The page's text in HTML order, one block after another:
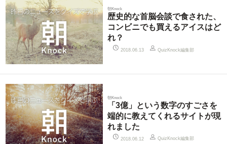
朝Knock
歴史的な首脳会談で食された、
コンビニでも買えるアイスはど
れ？
2018.06.13 QuizKnock編集部
朝Knock
「3億」という数字のすごさを
端的に教えてくれるサイトが現
れました
2018.06.12 QuizKnock編集部